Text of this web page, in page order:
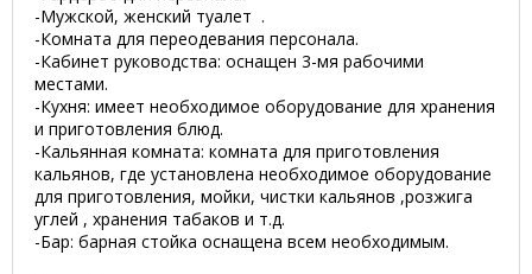
-Мужской, женский туалет .
-Комната для переодевания персонала.
-Кабинет руководства: оснащен 3-мя рабочими
местами.
-Кухня: имеет необходимое оборудование для хранения
и приготовления блюд.
-Кальянная комната: комната для приготовления
кальянов, где установлена необходимое оборудование
для приготовления, мойки, чистки кальянов ,розжига
углей , хранения табаков и т.д.
-Бар: барная стойка оснащена всем необходимым.